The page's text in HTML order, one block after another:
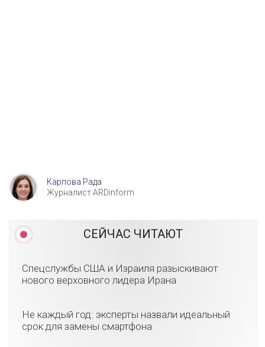
Карпова Рада
Журналист ARDinform
СЕЙЧАС ЧИТАЮТ
Спецслужбы США и Израиля разыскивают
нового верховного лидера Ирана
Не каждый год: эксперты назвали идеальный
срок для замены смартфона